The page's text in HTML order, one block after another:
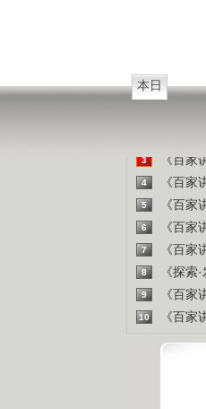
本日 本周
3 《百家
4 《百家
5 《百家
6 《百家
7 《百家
8 《探索
9 《百家
10 《百家